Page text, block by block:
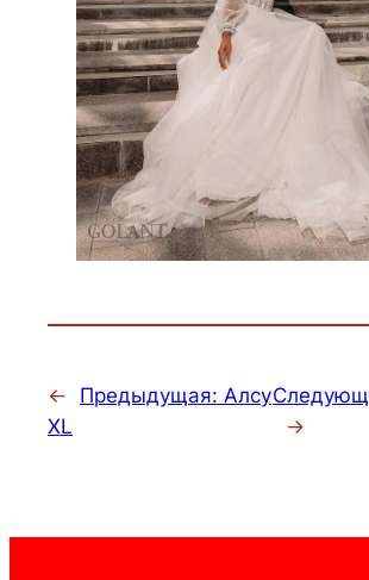
← Предыдущая: Алсу
XL
→